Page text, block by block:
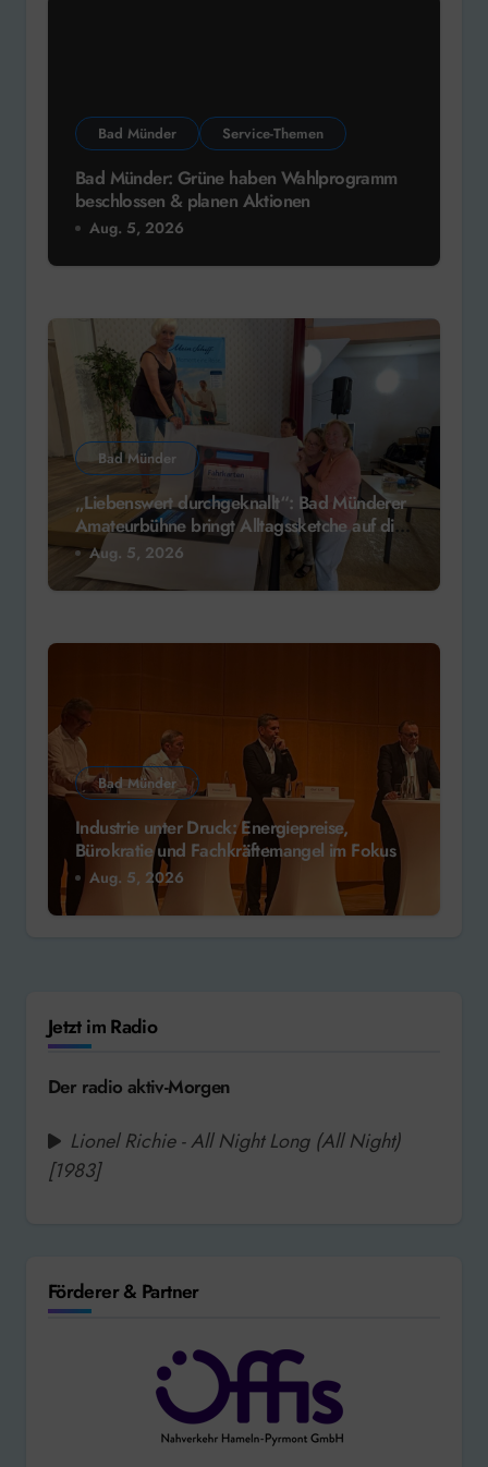
Bad Münder Service-Themen
Bad Münder: Grüne haben Wahlprogramm
beschlossen & planen Aktionen
Aug. 5, 2026
Bad Münder
„Liebenswert durchgeknallt“: Bad Münderer
Amateurbühne bringt Alltagssketche auf die
Bühne
Aug. 5, 2026
Bad Münder
Industrie unter Druck: Energiepreise,
Bürokratie und Fachkräftemangel im Fokus
Aug. 5, 2026
Jetzt im Radio
Der radio aktiv-Morgen
Lionel Richie - All Night Long (All Night)
[1983]
Förderer & Partner